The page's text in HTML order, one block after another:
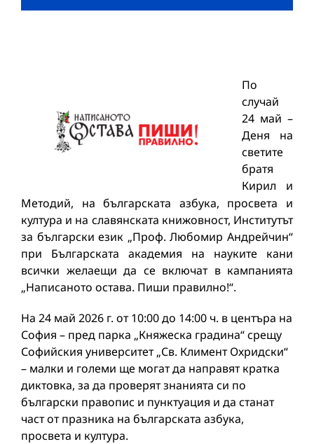
По
случай
24 май –
Деня на
светите
братя
Кирил и
Методий, на българската азбука, просвета и
култура и на славянската книжовност, Институтът
за български език „Проф. Любомир Андрейчин“
при Българската академия на науките кани
всички желаещи да се включат в кампанията
„Написаното остава. Пиши правилно!“.
На 24 май 2026 г. от 10:00 до 14:00 ч. в центъра на
София – пред парка „Княжеска градина“ срещу
Софийския университет „Св. Климент Охридски“
– малки и големи ще могат да направят кратка
диктовка, за да проверят знанията си по
български правопис и пунктуация и да станат
част от празника на българската азбука,
просвета и култура.